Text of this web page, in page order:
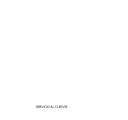
SERVICIO AL CLIENTE